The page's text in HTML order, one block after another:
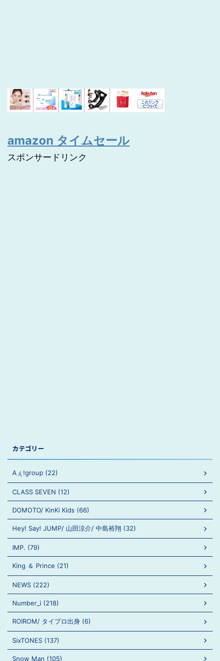
amazon タイムセール
スポンサードリンク
カテゴリー
Aぇ!group (22)
CLASS SEVEN (12)
DOMOTO/ KinKi Kids (66)
Hey! Say! JUMP/ 山田涼介/ 中島裕翔 (32)
IMP. (79)
King ＆ Prince (21)
NEWS (222)
Number_i (218)
ROIROM/ タイプロ出身 (6)
SixTONES (137)
Snow Man (105)